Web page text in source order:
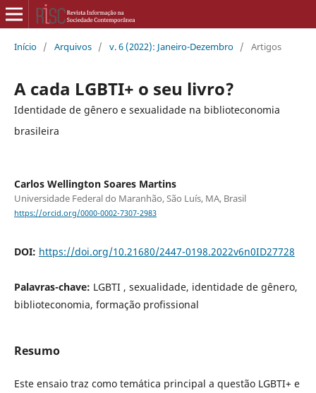
Início / Arquivos / v. 6 (2022): Janeiro-Dezembro / Artigos
A cada LGBTI+ o seu livro?
Identidade de gênero e sexualidade na biblioteconomia
brasileira
Carlos Wellington Soares Martins
Universidade Federal do Maranhão, São Luís, MA, Brasil
https://orcid.org/0000-0002-7307-2983
DOI: https://doi.org/10.21680/2447-0198.2022v6n0ID27728
Palavras-chave: LGBTI , sexualidade, identidade de gênero,
biblioteconomia, formação profissional
Resumo
Este ensaio traz como temática principal a questão LGBTI+ e